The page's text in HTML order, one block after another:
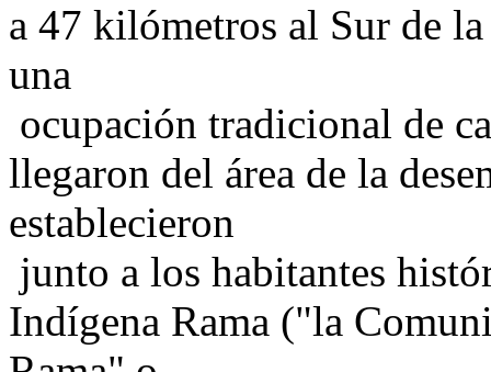
a 47 kilómetros al Sur de
una
ocupación tradicional de
llegaron del área de la
establecieron
junto a los habitantes
Indígena Rama ("la